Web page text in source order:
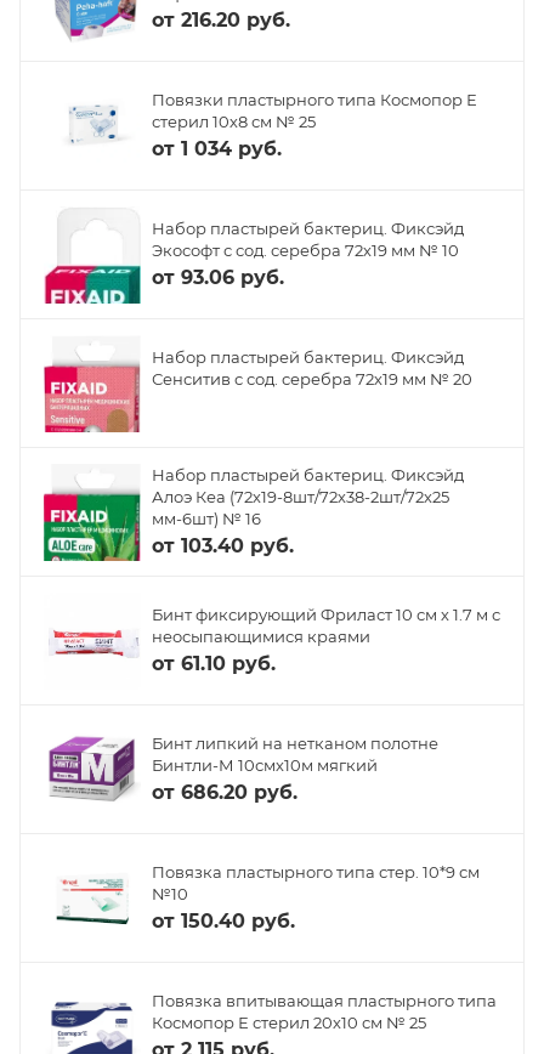
от 216.20 руб.
Повязки пластырного типа Космопор Е
стерил 10х8 см № 25
от 1 034 руб.
Набор пластырей бактериц. Фиксэйд
Экософт с сод. серебра 72х19 мм № 10
от 93.06 руб.
Набор пластырей бактериц. Фиксэйд
Сенситив с сод. серебра 72х19 мм № 20
Набор пластырей бактериц. Фиксэйд
Алоэ Кеа (72х19-8шт/72х38-2шт/72х25
мм-6шт) № 16
от 103.40 руб.
Бинт фиксирующий Фриласт 10 см х 1.7 м с
неосыпающимися краями
от 61.10 руб.
Бинт липкий на нетканом полотне
Бинтли-М 10смх10м мягкий
от 686.20 руб.
Повязка пластырного типа стер. 10*9 см
№10
от 150.40 руб.
Повязка впитывающая пластырного типа
Космопор Е стерил 20х10 см № 25
от 2 115 руб.